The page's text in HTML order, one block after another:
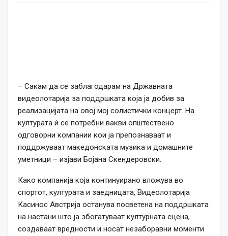
– Сакам да се заблагодарам на Државната
видеолотарија за поддршката која ја добив за
реализацијата на овој мој солистички концерт. На
културата ѝ се потребни вакви општествено
одговорни компании кои ја препознаваат и
поддржуваат македонската музика и домашните
уметници – изјави Бојана Скендеровски.
Како компанија која континуирано вложува во
спортот, културата и заедницата, Видеолотарија
Касинос Австрија останува посветена на поддршката
на настани што ја збогатуваат културната сцена,
создаваат вредности и носат незаборавни моменти